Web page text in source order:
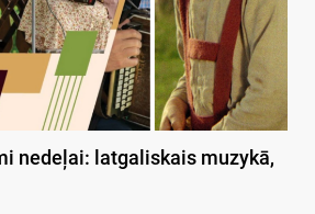
nedeļai: latgaliskais muzykā,